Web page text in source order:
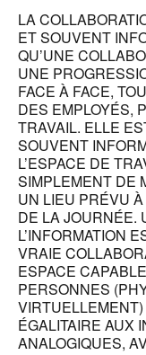
LA
ET SOUVENT
QU’UNE
UNE
FACE À FACE,
DES EMPLOYÉS,
TRAVAIL. ELLE
SOUVENT
L’ESPACE DE
SIMPLEMENT DE
UN LIEU PRÉVU
DE LA JOURNÉE.
L’INFORMATION
VRAIE
ESPACE
PERSONNES
ÉGALITAIRE AUX
ANALOGIQUES,